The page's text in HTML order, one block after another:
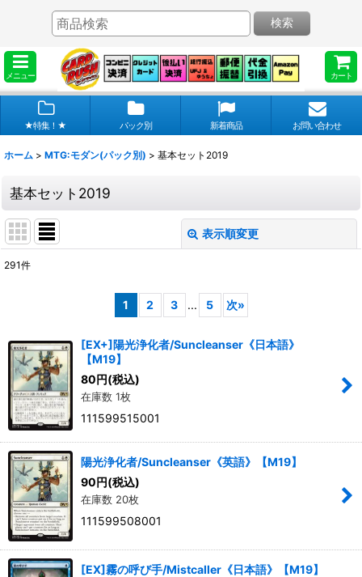
メニュー カート
検索
★特集！★ パック別 新着商品 お問い合わせ
ホーム > MTG:モダン(パック別) > 基本セット2019
基本セット2019
表示順変更
並び順:
291件
1 2 3 ... 5 次»
[EX+]陽光浄化者/Suncleanser《日本語》
【M19】
80円(税込)
在庫数 1枚
111599515001
陽光浄化者/Suncleanser《英語》【M19】
90円(税込)
在庫数 20枚
111599508001
[EX]霧の呼び手/Mistcaller《日本語》【M19】